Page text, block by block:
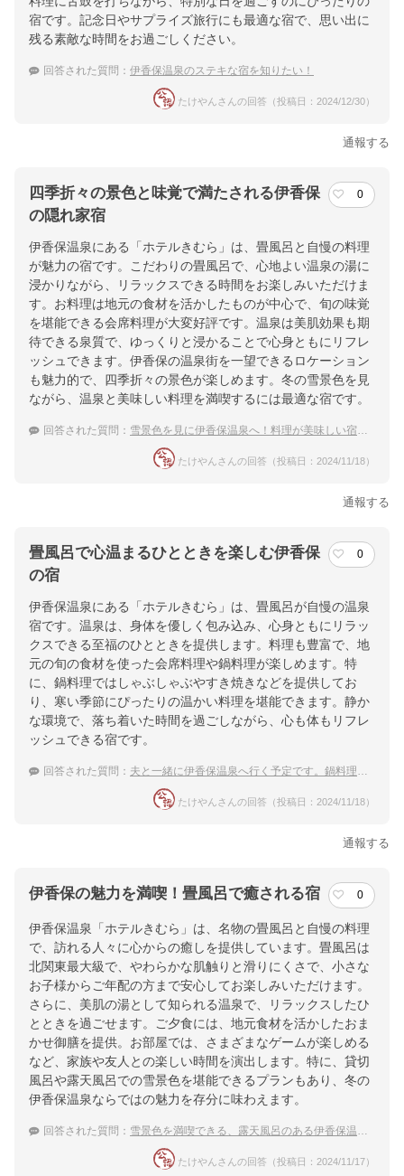
宿です。記念日やサプライズ旅行にも最適な宿で、思い出に
残る素敵な時間をお過ごしください。
回答された質問： 伊香保温泉のステキな宿を知りたい！
たけやんさんの回答（投稿日：2024/12/30）
通報する
四季折々の景色と味覚で満たされる伊香保
の隠れ家宿
0
伊香保温泉にある「ホテルきむら」は、畳風呂と自慢の料理
が魅力の宿です。こだわりの畳風呂で、心地よい温泉の湯に
浸かりながら、リラックスできる時間をお楽しみいただけま
す。お料理は地元の食材を活かしたものが中心で、旬の味覚
を堪能できる会席料理が大変好評です。温泉は美肌効果も期
待できる泉質で、ゆっくりと浸かることで心身ともにリフレ
ッシュできます。伊香保の温泉街を一望できるロケーション
も魅力的で、四季折々の景色が楽しめます。冬の雪景色を見
ながら、温泉と美味しい料理を満喫するには最適な宿です。
回答された質問： 雪景色を見に伊香保温泉へ！料理が美味しい宿はある？
たけやんさんの回答（投稿日：2024/11/18）
通報する
畳風呂で心温まるひとときを楽しむ伊香保
の宿
0
伊香保温泉にある「ホテルきむら」は、畳風呂が自慢の温泉
宿です。温泉は、身体を優しく包み込み、心身ともにリラッ
クスできる至福のひとときを提供します。料理も豊富で、地
元の旬の食材を使った会席料理や鍋料理が楽しめます。特
に、鍋料理ではしゃぶしゃぶやすき焼きなどを提供してお
り、寒い季節にぴったりの温かい料理を堪能できます。静か
な環境で、落ち着いた時間を過ごしながら、心も体もリフレ
ッシュできる宿です。
回答された質問： 夫と一緒に伊香保温泉へ行く予定です。鍋料理が食べられる宿はありますか？
たけやんさんの回答（投稿日：2024/11/18）
通報する
伊香保の魅力を満喫！畳風呂で癒される宿 0
伊香保温泉「ホテルきむら」は、名物の畳風呂と自慢の料理
で、訪れる人々に心からの癒しを提供しています。畳風呂は
北関東最大級で、やわらかな肌触りと滑りにくさで、小さな
お子様からご年配の方まで安心してお楽しみいただけます。
さらに、美肌の湯として知られる温泉で、リラックスしたひ
とときを過ごせます。ご夕食には、地元食材を活かしたおま
かせ御膳を提供。お部屋では、さまざまなゲームが楽しめる
など、家族や友人との楽しい時間を演出します。特に、貸切
風呂や露天風呂での雪景色を堪能できるプランもあり、冬の
伊香保温泉ならではの魅力を存分に味わえます。
回答された質問： 雪景色を満喫できる、露天風呂のある伊香保温泉の宿は？
たけやんさんの回答（投稿日：2024/11/17）